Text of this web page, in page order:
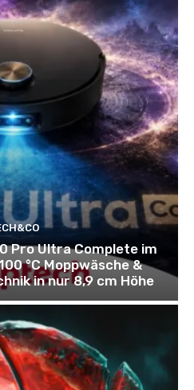
Pro Ultra Complete im
°C Moppwäsche &
in nur 8,9 cm Höhe